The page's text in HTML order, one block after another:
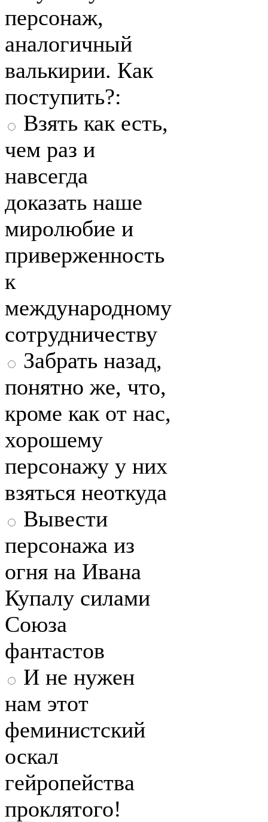
персонаж,
аналогичный
валькирии. Как
поступить?:
Взять как есть,
чем раз и
навсегда
доказать наше
миролюбие и
приверженность
к
международному
сотрудничеству
Забрать назад,
понятно же, что,
кроме как от нас,
хорошему
персонажу у них
взяться неоткуда
Вывести
персонажа из
огня на Ивана
Купалу силами
Союза
фантастов
И не нужен
нам этот
феминистский
оскал
гейропейства
проклятого!